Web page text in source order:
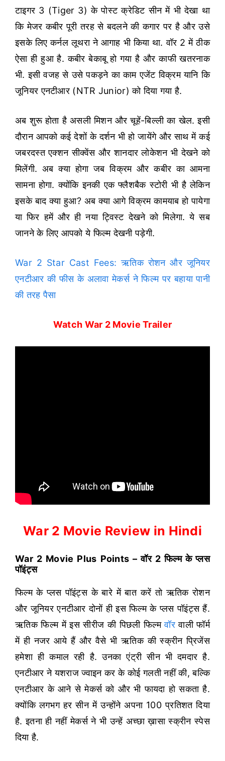
टाइगर 3 (Tiger 3) के पोस्ट क्रेडिट सीन में भी देखा था
कि मेजर कबीर पूरी तरह से बदलने की कगार पर है और उसे
इसके लिए कर्नल लूथरा ने आगाह भी किया था. वॉर 2 में ठीक
ऐसा ही हुआ है. कबीर बेकाबू हो गया है और काफी खतरनाक
भी. इसी वजह से उसे पकड़ने का काम एजेंट विक्रम यानि कि
जूनियर एनटीआर (NTR Junior) को दिया गया है.
अब शुरू होता है असली मिशन और चूहें-बिल्ली का खेल. इसी
दौरान आपको कई देशों के दर्शन भी हो जायेंगे और साथ में कई
जबरदस्त एक्शन सीक्वेंस और शानदार लोकेशन भी देखने को
मिलेंगी. अब क्या होगा जब विक्रम और कबीर का आमना
सामना होगा. क्योंकि इनकी एक फ्लैशबैक स्टोरी भी है लेकिन
इसके बाद क्या हुआ? अब क्या आगे विक्रम कामयाब हो पायेगा
या फिर हमें और ही नया ट्विस्ट देखने को मिलेगा. ये सब
जानने के लिए आपको ये फिल्म देखनी पड़ेगी.
War 2 Star Cast Fees: ऋतिक रोशन और जूनियर
एनटीआर की फीस के अलावा मेकर्स ने फिल्म पर बहाया पानी
की तरह पैसा
Watch War 2 Movie Trailer
War 2 Movie Review in Hindi
War 2 Movie Plus Points – वॉर 2 फिल्म के प्लस
पॉइंट्स
फिल्म के प्लस पॉइंट्स के बारे में बात करें तो ऋतिक रोशन
और जूनियर एनटीआर दोनों ही इस फिल्म के प्लस पॉइंट्स हैं.
ऋतिक फिल्म में इस सीरीज की पिछली फिल्मवॉरवाली फॉर्म
में ही नजर आये हैं और वैसे भी ऋतिक की स्क्रीन प्रिजेंस
हमेशा ही कमाल रही है. उनका एंट्री सीन भी दमदार है.
एनटीआर ने यशराज ज्वाइन कर के कोई गलती नहीं की, बल्कि
एनटीआर के आने से मेकर्स को और भी फायदा हो सकता है.
क्योंकि लगभग हर सीन में उन्होंने अपना 100 प्रतिशत दिया
है. इतना ही नहीं मेकर्स ने भी उन्हें अच्छा ख़ासा स्क्रीन स्पेस
दिया है.